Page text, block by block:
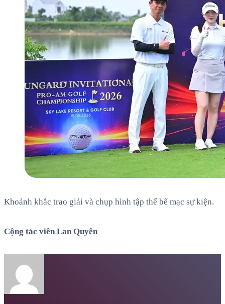
Khoảnh khắc trao giải và chụp hình tập thể bế mạc sự kiện.
Cộng tác viên Lan Quyên